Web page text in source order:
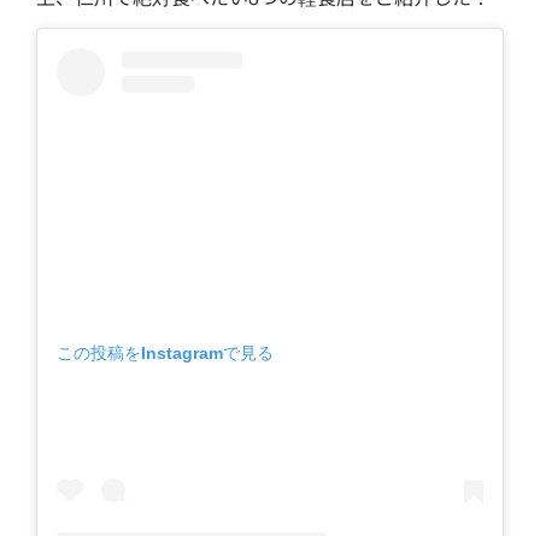
この投稿をInstagramで見る